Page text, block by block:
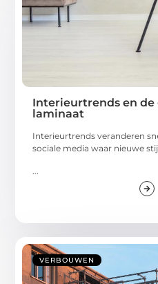
Interieurtrends en de
laminaat
Interieurtrends veranderen
sociale media waar nieuwe
VERBOUWEN